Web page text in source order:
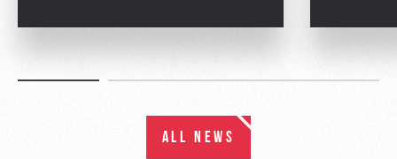
ALL NEWS